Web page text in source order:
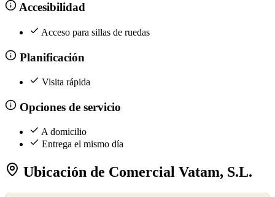
Accesibilidad
Acceso para sillas de ruedas
Planificación
Visita rápida
Opciones de servicio
A domicilio
Entrega el mismo día
Ubicación de Comercial Vatam, S.L.